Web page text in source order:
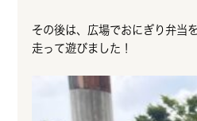
その後は、広場でおにぎり弁当
走って遊びました！